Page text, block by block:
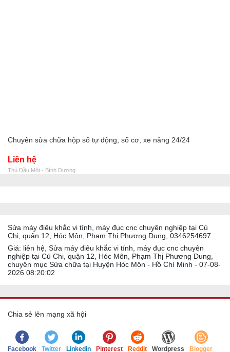
Chuyên sửa chữa hộp số tự động, số cơ, xe nâng 24/24
Liên hệ
Thủ Dầu Một - Bình Dương
Sửa máy điêu khắc vi tính, máy đục cnc chuyên nghiệp tại Củ
Chi, quận 12, Hóc Môn, Phạm Thị Phương Dung, 0346254697
Giá: liên hệ, Sửa máy điêu khắc vi tính, máy đục cnc chuyên
nghiệp tại Củ Chi, quận 12, Hóc Môn, Phạm Thị Phương Dung,
chuyên mục Sửa chữa tại Huyện Hóc Môn - Hồ Chí Minh - 07-08-
2026 08:20:02
Chia sẻ lên mạng xã hội
Facebook Twitter Linkedin Pinterest Reddit Wordpress Blogger